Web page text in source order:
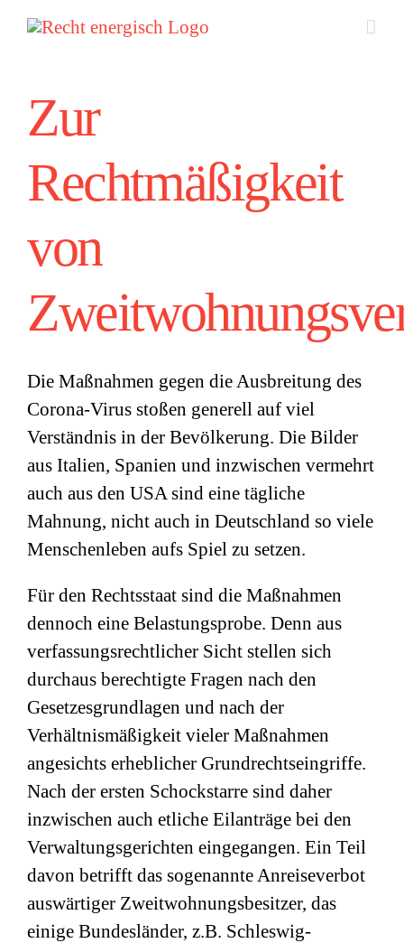
Zum
Inhalt
Zur
Rechtmäßigkeit
von
Die Maßnahmen gegen die Ausbreitung des
Corona-Virus stoßen generell auf viel
Verständnis in der Bevölkerung. Die Bilder
aus Italien, Spanien und inzwischen vermehrt
auch aus den USA sind eine tägliche
Mahnung, nicht auch in Deutschland so viele
Menschenleben aufs Spiel zu setzen.
Für den Rechtsstaat sind die Maßnahmen
dennoch eine Belastungsprobe. Denn aus
verfassungsrechtlicher Sicht stellen sich
durchaus berechtigte Fragen nach den
Gesetzesgrundlagen und nach der
Verhältnismäßigkeit vieler Maßnahmen
angesichts erheblicher Grundrechtseingriffe.
Nach der ersten Schockstarre sind daher
inzwischen auch etliche Eilanträge bei den
Verwaltungsgerichten eingegangen. Ein Teil
davon betrifft das sogenannte Anreiseverbot
auswärtiger Zweitwohnungsbesitzer, das
einige Bundesländer, z.B. Schleswig-